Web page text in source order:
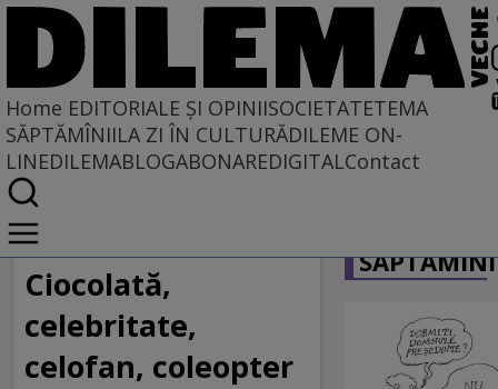
Home EDITORIALE ȘI OPINIISOCIETATETEMA
SĂPTĂMÎNIILA ZI ÎN CULTURĂDILEME ON-
LINEDILEMABLOGABONAREDIGITALContact
Home
EDITORIALE ȘI OPINII
PE CE LUME TRĂIM
Ciocolată,
celebritate,
celofan, coleopter